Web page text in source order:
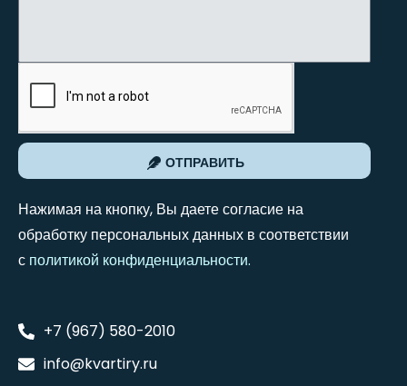
ОТПРАВИТЬ
Нажимая на кнопку, Вы даете согласие на
обработку персональных данных в соответствии
с политикой конфиденциальности.
+7 (967) 580-2010
info@kvartiry.ru